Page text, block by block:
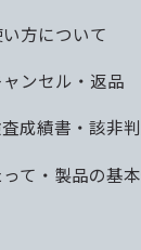
方について
ンセル・返品
成績書・該非
て・製品の基